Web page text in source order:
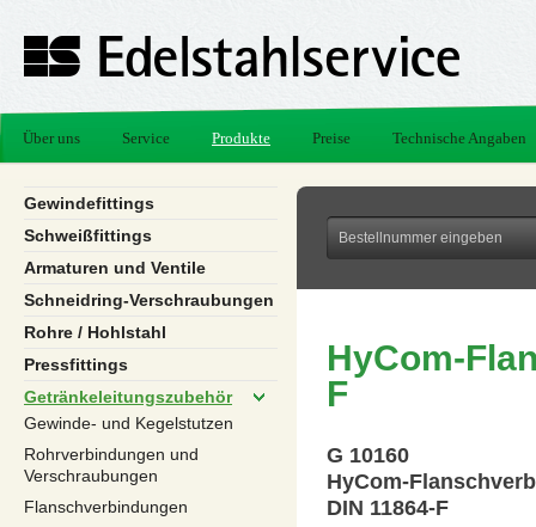
Über uns Service Produkte Preise Technische Angaben
Gewindefittings
Schweißfittings
Armaturen und Ventile
Schneidring-Verschraubungen
Rohre / Hohlstahl
Pressfittings
Getränkeleitungszubehör
Gewinde- und Kegelstutzen
Rohrverbindungen und
Verschraubungen
Flanschverbindungen
HyCom-
F
G 10160
HyCom-
DIN 11864-F